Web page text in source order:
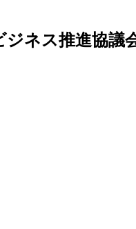
ネス推進協議